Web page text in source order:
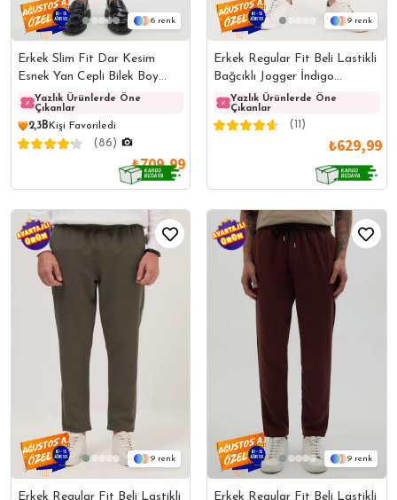
6
Erkek Slim Fit Dar Kesim
Esnek Yan Cepli Bilek Boy
Canvas Kesim Lacivert
Pantolon
Yazlık Ürünlerde Öne
Çıkanlar
Yazlık Ürünlerde Öne
Çıkanlar
2,3B Kişi Favoriledi
(86)
₺709,99
9
Erkek Regular Fit Beli Lastikli
Bağcıklı Jogger İndigo
Pantolon Rahat Kesim Yan
Cepli
Yazlık Ürünlerde Öne
Çıkanlar
(11)
₺629,99
9
Erkek Regular Fit Beli Lastikli
9
Erkek Regular Fit Beli Lastikli